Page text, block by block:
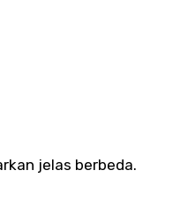
jelas berbeda.